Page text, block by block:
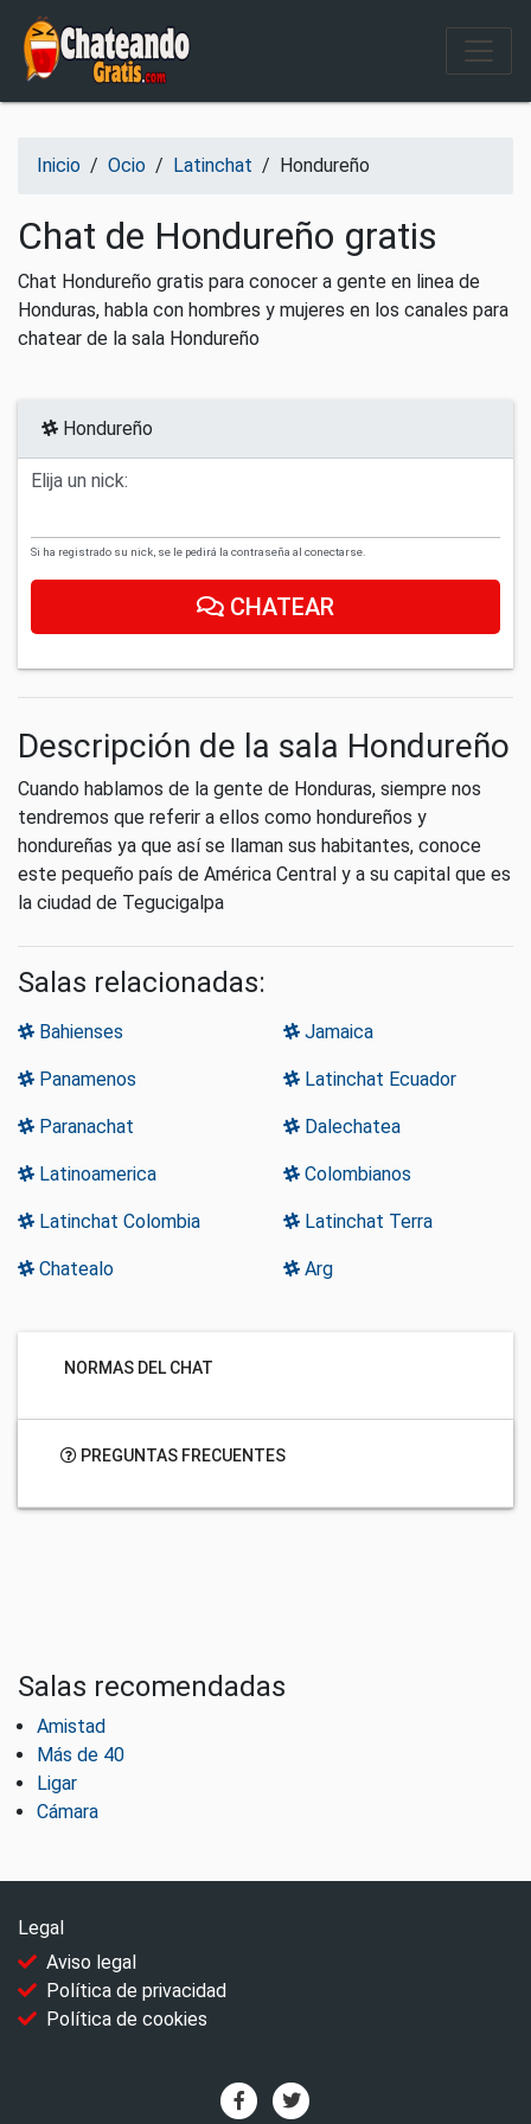
Salir del contenido
Inicio / Ocio / Latinchat / Hondureño
Chat de Hondureño gratis
Chat Hondureño gratis para conocer a gente en linea de
Honduras, habla con hombres y mujeres en los canales para
chatear de la sala Hondureño
Hondureño
Elija un nick:
Si ha registrado su nick, se le pedirá la contraseña al conectarse.
CHATEAR
Descripción de la sala Hondureño
Cuando hablamos de la gente de Honduras, siempre nos
tendremos que referir a ellos como hondureños y
hondureñas ya que así se llaman sus habitantes, conoce
este pequeño país de América Central y a su capital que es
la ciudad de Tegucigalpa
Salas relacionadas:
Bahienses Jamaica
Panamenos Latinchat Ecuador
Paranachat Dalechatea
Latinoamerica Colombianos
Latinchat Colombia Latinchat Terra
Chatealo Arg
NORMAS DEL CHAT
PREGUNTAS FRECUENTES
Salas recomendadas
Amistad
Más de 40
Ligar
Cámara
Legal
Aviso legal
Política de privacidad
Política de cookies